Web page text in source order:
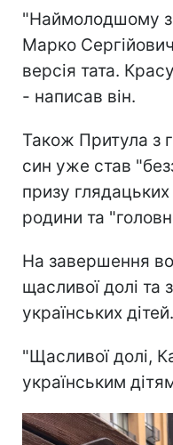
"Наймолодшому з
Марко
версія тата.
- написав він.
Також Притула з
син уже став
призу
родини та
На завершення
щасливої долі та
українських дітей.
"Щасливої долі,
українським